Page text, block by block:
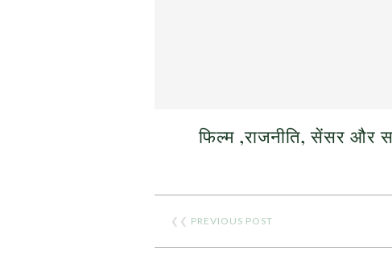
फिल्म ,राजनीति, सेंसर और
❮❮ PREVIOUS POST